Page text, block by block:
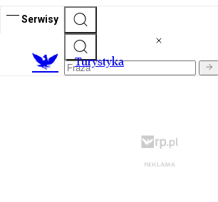
Serwisy
Turystyka